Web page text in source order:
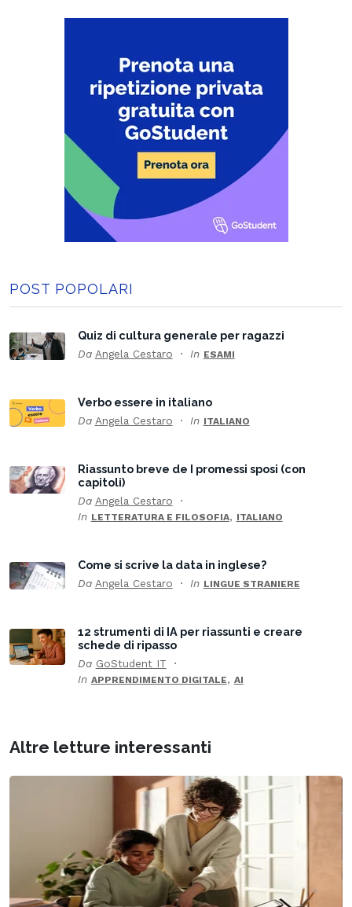
POST POPOLARI
Quiz di cultura generale per ragazzi
Da Angela Cestaro In ESAMI
Verbo essere in italiano
Da Angela Cestaro In ITALIANO
Riassunto breve de I promessi sposi (con
capitoli)
Da Angela Cestaro
In LETTERATURA E FILOSOFIA, ITALIANO
Come si scrive la data in inglese?
Da Angela Cestaro In LINGUE STRANIERE
12 strumenti di IA per riassunti e creare
schede di ripasso
Da GoStudent IT
In APPRENDIMENTO DIGITALE, AI
Altre letture interessanti